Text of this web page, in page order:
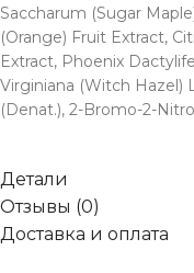
Saccharum (Sugar
(Orange) Fruit Extract,
Extract, Phoenix
Virginiana (Witch Hazel)
(Denat.), 2-Bromo-2-
Детали
Отзывы (0)
Доставка и оплата